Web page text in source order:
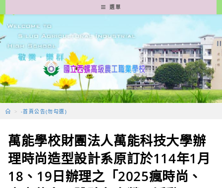
轉
至
要
容
選單
> -首頁公告(勿勾選)
萬能學校財團法人萬能科技大學辦
理時尚造型設計系原訂於114年1月
18、19日辦理之「2025瘋時尚、